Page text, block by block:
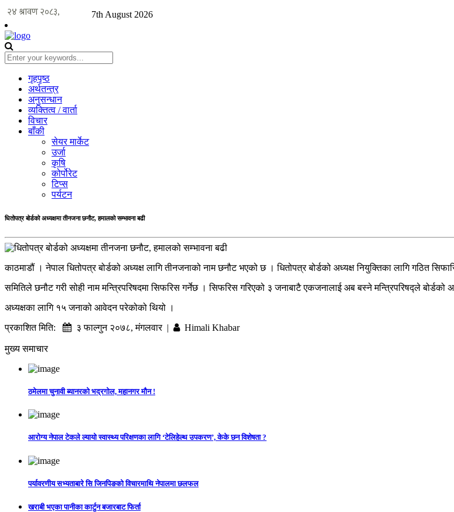
7th August 2026
गृहपृष्ठ
अर्थतन्त्र
अनुसन्धान
व्यक्तित्व / वार्ता
विचार
बाँकी
सेयर मार्केट
उर्जा
कृषि
कोर्पोरेट
टिप्स
पर्यटन
धितोपत्र बोर्डको अध्यक्षमा तीनजना छनौट, हमालको सम्भावना बढी
काठमाडौं । नेपाल धितोपत्र बोर्डको अध्यक्ष लागि तीनजनाको नाम छनौट भएको छ । धितोपत्र बोर्डको अध्यक्ष नियुक्तिका लागि गठित
समितिले छनौट गरी सोही नाम मन्त्रिपरिषदमा सिफरिस गर्नेछ । सिफरिस गरिएको ३ जनाबाटै एकजनालाई अब बस्ने मन्त्रिपरिषद्ले बोर्डको
अध्यक्षका लागि १५ जनाको आवेदन परेकोको थियो ।
प्रकाशित मिति:
३ फाल्गुन २०७८, मंगलवार | Himali Khabar
मुख्य समाचार
ठमेलमा चुनावी ब्यानरको भद्रगोल, महानगर मौन !
आरोग्य नेपाल टेकले ल्यायो स्वास्थ्य परिक्षणका लागि ‘टेलिहेल्थ उपकरण’, केके छन विशेषता ?
पर्यावरणीय सभ्यताबारे सि जिनपिङको विचारमाथि नेपालमा छलफल
खराबी भएका पानीका कार्टुन बजारबाट फिर्ता